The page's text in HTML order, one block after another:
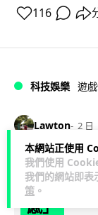
本網站正使用
我們使用
我們的網站即表
策 。
116
科技娛樂 遊
Lawton 2 日
日本二手
四成 "懷
感」